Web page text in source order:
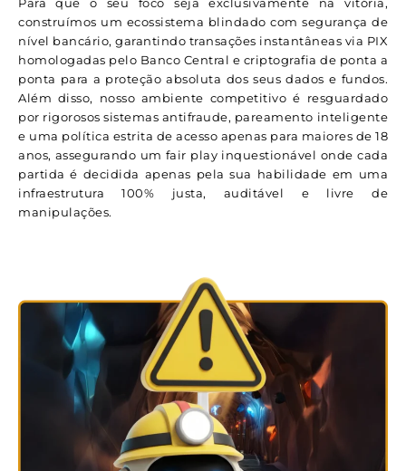
Para que o seu foco seja exclusivamente na vitória,
construímos um ecossistema blindado com segurança de
nível bancário, garantindo transações instantâneas via PIX
homologadas pelo Banco Central e criptografia de ponta a
ponta para a proteção absoluta dos seus dados e fundos.
Além disso, nosso ambiente competitivo é resguardado
por rigorosos sistemas antifraude, pareamento inteligente
e uma política estrita de acesso apenas para maiores de 18
anos, assegurando um fair play inquestionável onde cada
partida é decidida apenas pela sua habilidade em uma
infraestrutura 100% justa, auditável e livre de
manipulações.